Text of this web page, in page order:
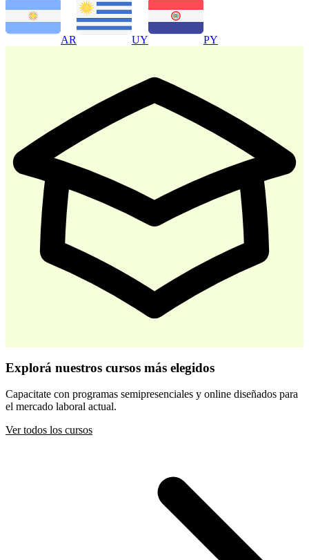
Desarrollo Infantil Temprano
$ 44.800$ 64.000
Comprar
AR UY PY
Explorá nuestros cursos más elegidos
Capacitate con programas semipresenciales y online diseñados para
el mercado laboral actual.
Ver todos los cursos